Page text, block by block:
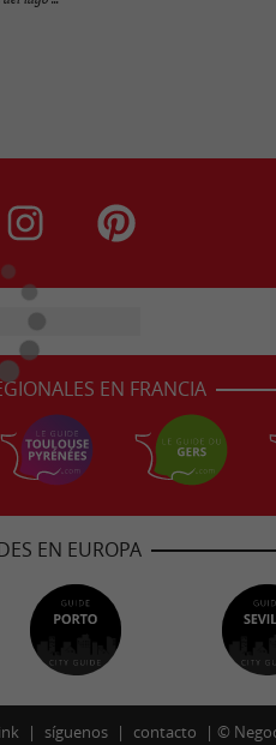
EN FRANCIA
EN EUROPA
síguenos contacto ©